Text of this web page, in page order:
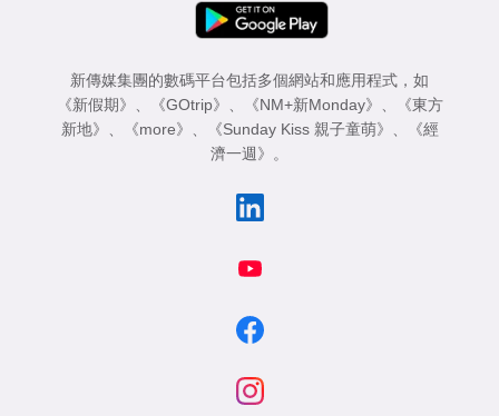
新傳媒集團的數碼平台包括多個網站和應用程式，如
《新假期》 、 《GOtrip》 、 《NM+新Monday》 、
《東方
新地》 、 《more》 、 《Sunday Kiss 親子童萌》 、
《經
濟一週》 。